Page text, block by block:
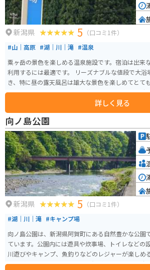
新潟県 5 （口コミ1件）
#山｜高原 #湖｜川｜滝 #温泉
粟ヶ岳の景色を楽しめる温泉施設です。宿泊は出来
利用するには最適です。 リーズナブルな値段で大浴
き、特に昼の露天風呂は雄大な景色を楽しめてとて
た「他人が気になる」や「家族でゆったりとした時
方には家族風呂（別途料金）があります。 お肌がつ
能もあり、美人の湯という名前の由来だそうです。
詳しく見る
向ノ島公園
新潟県 5 （口コミ1件）
#湖｜川｜滝 #キャンプ場
向ノ島公園は、新潟県阿賀町にある自然豊かな公園
ています。公園内には遊具や炊事場、トイレなどの
川遊びやキャンプ、魚釣りなどのレジャーが楽しめ
人々が訪れます。キャンプ場は無料です。 公園は広々としており、自然の中